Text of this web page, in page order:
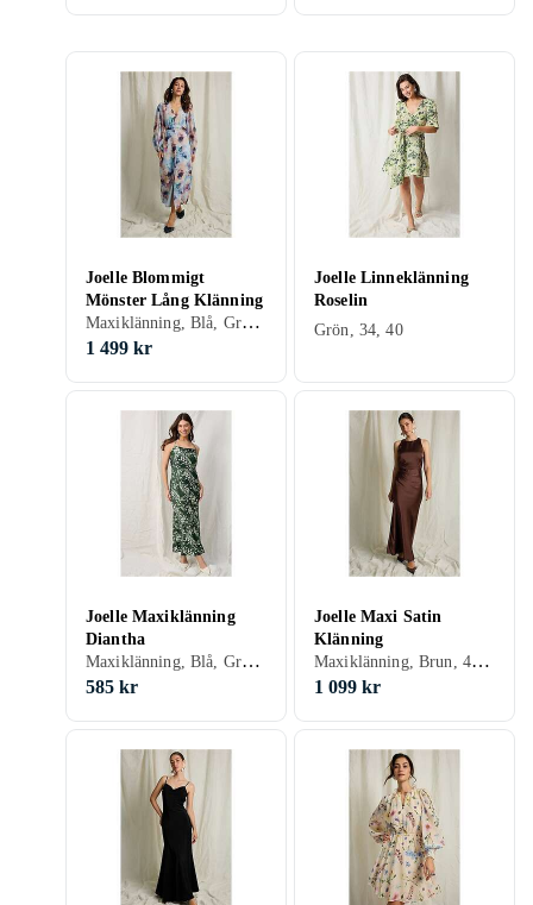
Joelle Blommigt
Mönster Lång Klänning
Maxiklänning, Blå, Grön, 46, 34
1 499 kr
Joelle Linneklänning
Roselin
Grön, 34, 40
Joelle Maxiklänning
Diantha
Maxiklänning, Blå, Grön, Rosa, 48, 46, 34, 36, 38, 40, 42, 44
585 kr
Joelle Maxi Satin
Klänning
Maxiklänning, Brun, 48, 46, 34, 36, 38, 40
1 099 kr